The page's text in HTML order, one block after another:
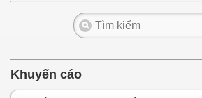
Khuyến cáo